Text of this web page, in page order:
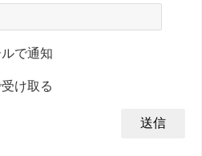
で通知
け取る